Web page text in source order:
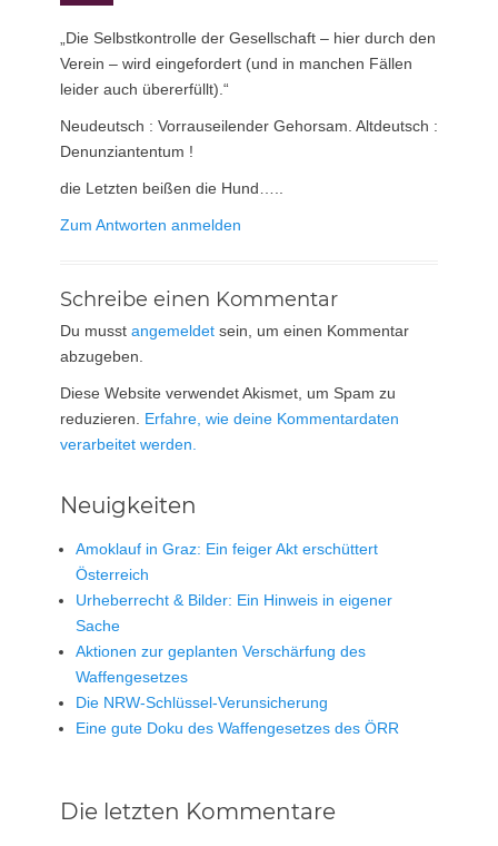
„Die Selbstkontrolle der Gesellschaft – hier durch den
Verein – wird eingefordert (und in manchen Fällen
leider auch übererfüllt).“
Neudeutsch : Vorrauseilender Gehorsam. Altdeutsch :
Denunziantentum !
die Letzten beißen die Hund…..
Zum Antworten anmelden
Schreibe einen Kommentar
Du musst angemeldet sein, um einen Kommentar
abzugeben.
Diese Website verwendet Akismet, um Spam zu
reduzieren. Erfahre, wie deine Kommentardaten
verarbeitet werden.
Neuigkeiten
Amoklauf in Graz: Ein feiger Akt erschüttert
Österreich
Urheberrecht & Bilder: Ein Hinweis in eigener
Sache
Aktionen zur geplanten Verschärfung des
Waffengesetzes
Die NRW-Schlüssel-Verunsicherung
Eine gute Doku des Waffengesetzes des ÖRR
Die letzten Kommentare